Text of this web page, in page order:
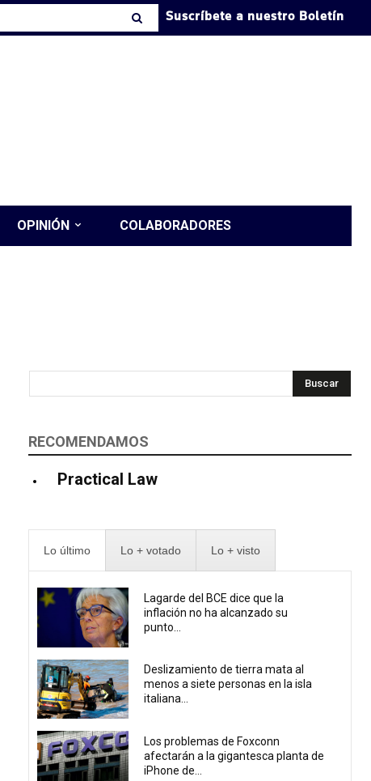
Suscríbete a nuestro Boletín
OPINIÓN COLABORADORES
Buscar
RECOMENDAMOS
Practical Law
Lo último Lo + votado Lo + visto
Lagarde del BCE dice que la
inflación no ha alcanzado su
punto...
Deslizamiento de tierra mata al
menos a siete personas en la isla
italiana...
Los problemas de Foxconn
afectarán a la gigantesca planta de
iPhone de...